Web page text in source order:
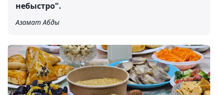
небыстро".
Азамат Абды